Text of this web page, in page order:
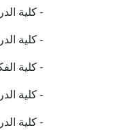
- كلية
- كلية
- كلية
- كلية
- كلية